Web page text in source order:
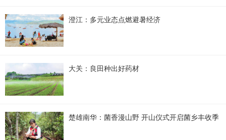
澄江：多元业态点燃避暑经济
大关：良田种出好药材
楚雄南华：菌香漫山野 开山仪式开启菌乡丰收季